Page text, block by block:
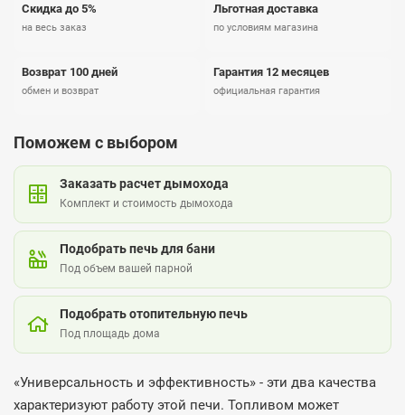
Скидка до 5%
на весь заказ
Льготная доставка
по условиям магазина
Возврат 100 дней
обмен и возврат
Гарантия 12 месяцев
официальная гарантия
Поможем с выбором
Заказать расчет дымохода
Комплект и стоимость дымохода
Подобрать печь для бани
Под объем вашей парной
Подобрать отопительную печь
Под площадь дома
«Универсальность и эффективность» - эти два качества
характеризуют работу этой печи. Топливом может